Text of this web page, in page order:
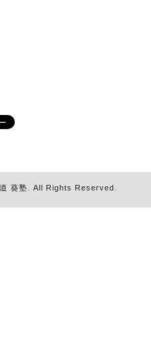
葵塾 . All Rights Reserved.